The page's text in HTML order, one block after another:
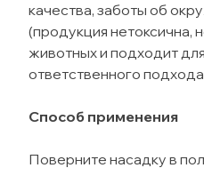
качества, заботы об
(продукция нетоксична,
животных и подходит
ответственного подхода
Способ применения
Поверните насадку в